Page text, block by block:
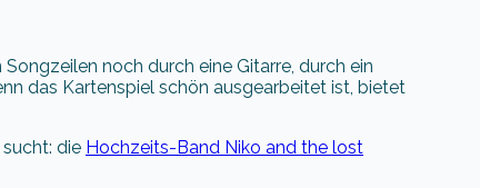
noch durch eine Gitarre, durch ein
das Kartenspiel schön ausgearbeitet ist, bietet
die Hochzeits-Band Niko and the lost